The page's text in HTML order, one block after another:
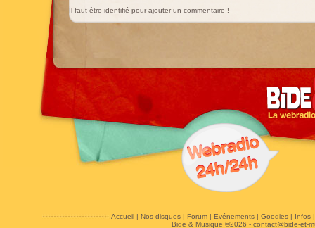
Il faut être identifié pour ajouter un commentaire !
Accueil| Nos disques| Forum| Evénements| Goodies| Infos
Bide & Musique ©2026 - contact@bide-et-